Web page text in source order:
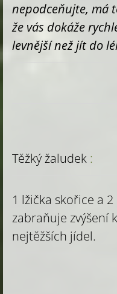
nepodceňujte, má
že vás dokáže
levnější než jít do
Těžký žaludek :
1 lžička skořice a
zabraňuje zvýšení
nejtěžších jídel.